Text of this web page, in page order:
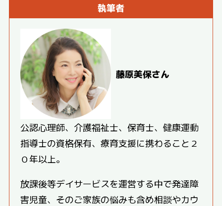
執筆者
藤原美保さん
公認心理師、介護福祉士、保育士、健康運動
指導士の資格保有、療育支援に携わること２
０年以上。
放課後等デイサービスを運営する中で発達障
害児童、そのご家族の悩みも含め相談やカウ